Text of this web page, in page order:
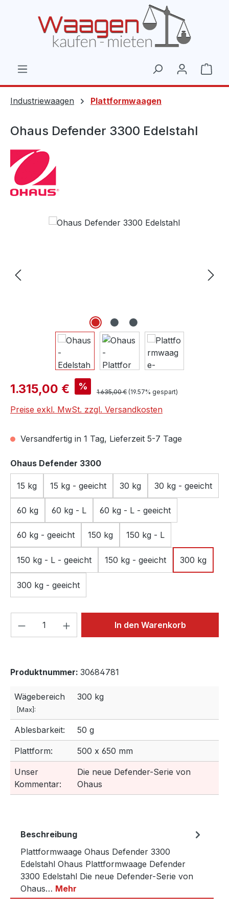
Industriewaagen Plattformwaagen
Ohaus Defender 3300 Edelstahl
Bildergalerie überspringen
Verkaufspreis:
1.315,00 € % Regulärer Preis:
1.635,00 € (19.57% gespart)
Preise exkl. MwSt. zzgl. Versandkosten
Versandfertig in 1 Tag, Lieferzeit 5-7 Tage
Ohaus Defender 3300auswählen
15 kg 15 kg - geeicht 30 kg 30 kg - geeicht
60 kg 60 kg - L 60 kg - L - geeicht
60 kg - geeicht 150 kg 150 kg - L
150 kg - L - geeicht 150 kg - geeicht 300 kg
300 kg - geeicht
Produkt Anzahl: Gib denIn den Warenkorb
Produktnummer: 30684781
Wägebereich
[Max]:
300 kg
Ablesbarkeit: 50 g
Plattform: 500 x 650 mm
Unser
Kommentar:
Die neue Defender-Serie von
Ohaus
Beschreibung
Plattformwaage Ohaus Defender 3300
Edelstahl Ohaus Plattformwaage Defender
3300 Edelstahl Die neue Defender-Serie von
Ohaus… Mehr